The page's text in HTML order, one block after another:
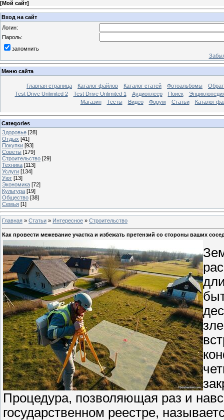
[Мой сайт]
Вход на сайт
Логин:
Пароль:
запомнить
Меню сайта
Главная страница Каталог файлов Каталог статей Фотоальбомы
Test Drive Unlimited 2
Test Drive Unlimited 1 Аудиоплеер Поиск
Магазин
Тесты Видео Форум Статьи Каталог
Categories
Здоровье [28]
Отдых [41]
Покупки [93]
Советы [179]
Строительство [29]
Техника [113]
Услуги [134]
Уют [13]
Экономика [72]
Культура [19]
Общество [38]
Семья [1]
Главная » Статьи » Интересное » Строительство
Как провести межевание участка и избежать претензий со стороны ваших
Процедура, позволяющая раз и
государственном реестре,